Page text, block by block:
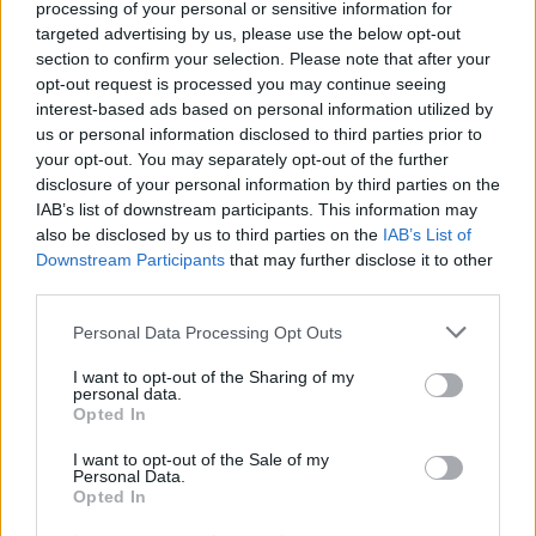
processing of your personal or sensitive information for
targeted advertising by us, please use the below opt-out
section to confirm your selection. Please note that after your
opt-out request is processed you may continue seeing
interest-based ads based on personal information utilized by
us or personal information disclosed to third parties prior to
your opt-out. You may separately opt-out of the further
disclosure of your personal information by third parties on the
IAB’s list of downstream participants. This information may
also be disclosed by us to third parties on the IAB’s List of
Downstream Participants that may further disclose it to other
Personal Data Processing Opt Outs
I want to opt-out of the Sharing of my
personal data.
Opted In
I want to opt-out of the Sale of my
Personal Data.
Opted In
kam tyto peníze potečou, viz dále.
Město má uhradit svůj dluh Francouzům z vytvořeného zisku
(těch 60 mil). Když dostane město svůj podíl na zisku 60 mil,
tak potom dostane 1.SčV za svůj 40 % podíl 40 mil a ty také
asi odtečou do Francie. Závěr: těch 110 mil, které Příbramáci
zaplatí za zdražení vody, odtečou téměř všechny do ciziny.
Nebudu dále unavovat ekonomikou, ale kdo chce pochopit, ten
občanů. JUDr. Marek Dvořák připomněl zastupitelům, že by si
měli být vědomi možné trestně-právní roviny svého rozhodování,
protože se starají o svěřený majetek. A o ten by se měli starat
z koaličních zastupitelů posměšné: už je to zase tady… Byla to
zjevná narážka na kauzu Metrostavu a parkovacího domu u AN.